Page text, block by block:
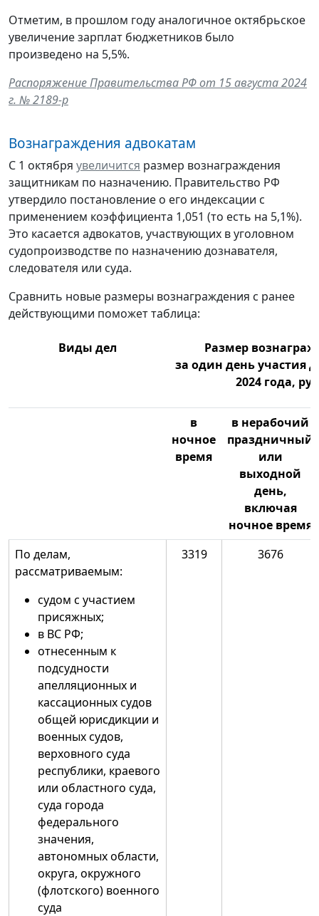
Отметим, в прошлом году аналогичное октябрьское
увеличение зарплат бюджетников было
произведено на 5,5%.
Распоряжение Правительства РФ от 15 августа 2024
г. № 2189-р
Вознаграждения адвокатам
С 1 октября увеличится размер вознаграждения
защитникам по назначению. Правительство РФ
утвердило постановление о его индексации с
применением коэффициента 1,051 (то есть на 5,1%).
Это касается адвокатов, участвующих в уголовном
судопроизводстве по назначению дознавателя,
следователя или суда.
Сравнить новые размеры вознаграждения с ранее
действующими поможет таблица:
Виды дел
Размер
за один день участия
2024 года,
в
ночное
время
в нерабочий
праздничный
или
выходной
день,
включая
ночное время
По делам,
рассматриваемым:
судом с участием
присяжных;
в ВС РФ;
отнесенным к
подсудности
апелляционных и
кассационных судов
общей юрисдикции и
военных судов,
верховного суда
республики, краевого
или областного суда,
суда города
федерального
значения,
автономных области,
округа, окружного
(флотского) военного
суда
3319 3676